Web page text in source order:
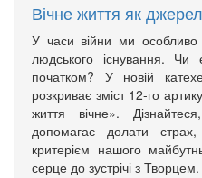
Вічне життя як
У часи війни ми особливо
людського існування.
початком? У новій
розкриває зміст 12-го
життя вічне».
допомагає долати
критерієм нашого
серце до зустрічі з Творцем.